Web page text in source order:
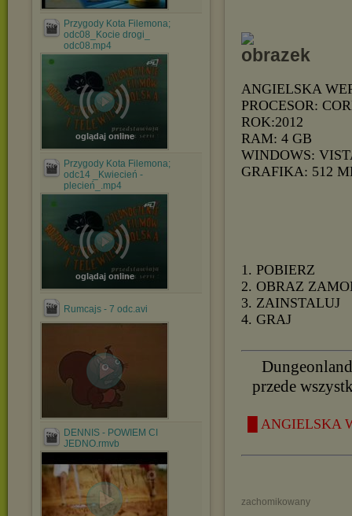
Przygody Kota Filemona;
odc08_Kocie drogi_
odc08.mp4
oglądaj online
Przygody Kota Filemona;
odc14 _Kwiecień -
plecień_.mp4
oglądaj online
Rumcajs - 7 odc.avi
DENNIS - POWIEM CI
JEDNO.rmvb
ANGIELSKA
PROCESOR:
ROK:2012
RAM: 4 GB
WINDOWS:
GRAFIKA: 512
1. POBIERZ
2. OBRAZ
3. ZAINSTALUJ
4. GRAJ
przede
█ ANGIELSKA
zachomikowany